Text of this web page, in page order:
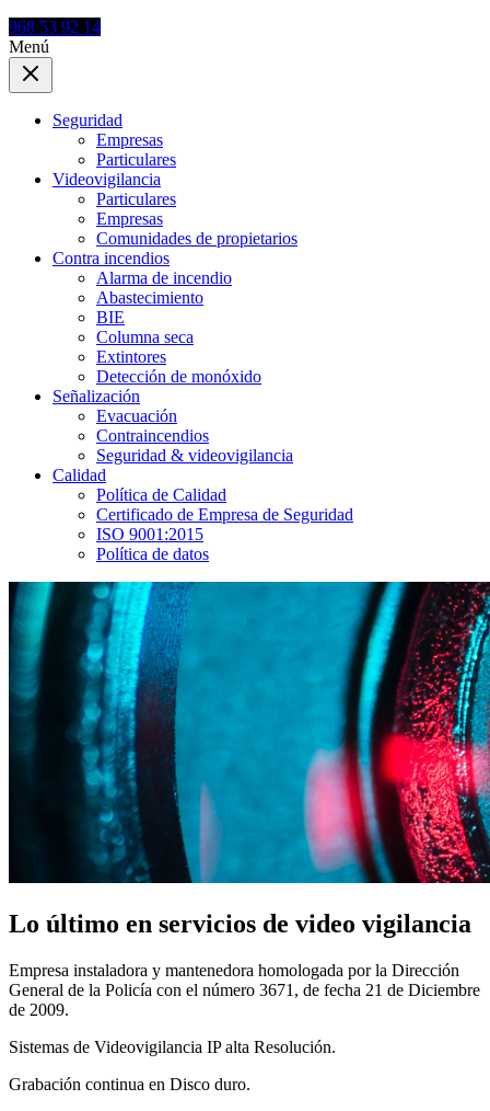
968 53 92 14
Menú
Seguridad
Empresas
Particulares
Videovigilancia
Particulares
Empresas
Comunidades de propietarios
Contra incendios
Alarma de incendio
Abastecimiento
BIE
Columna seca
Extintores
Detección de monóxido
Señalización
Evacuación
Contraincendios
Seguridad & videovigilancia
Calidad
Política de Calidad
Certificado de Empresa de Seguridad
ISO 9001:2015
Política de datos
Lo último en servicios de video vigilancia
Empresa instaladora y mantenedora homologada por la Dirección
General de la Policía con el número 3671, de fecha 21 de Diciembre
de 2009.
Sistemas de Videovigilancia IP alta Resolución.
Grabación continua en Disco duro.